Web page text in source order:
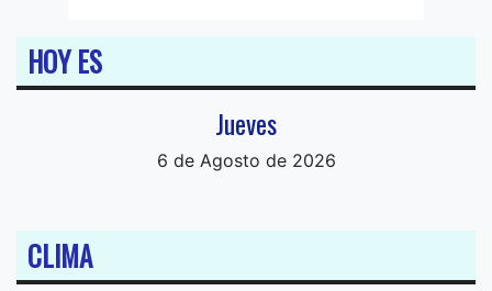
HOY ES
Jueves
6 de Agosto de 2026
CLIMA